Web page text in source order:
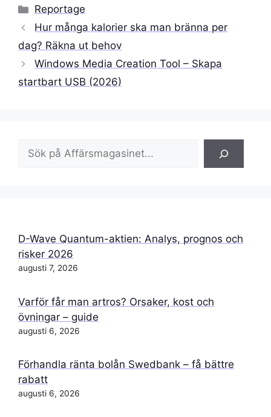
Kategorier
Reportage
Hur många kalorier ska man bränna per
dag? Räkna ut behov
Windows Media Creation Tool – Skapa
startbart USB (2026)
Sök
D-Wave Quantum-aktien: Analys, prognos och
risker 2026
augusti 7, 2026
Varför får man artros? Orsaker, kost och
övningar – guide
augusti 6, 2026
Förhandla ränta bolån Swedbank – få bättre
rabatt
augusti 6, 2026